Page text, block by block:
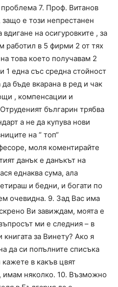
7. Проф. Витанов
е този непрестанен
вдигане на осигуровките , за
работил в 5 фирми 2 от тях
това което получавам 2
1 една със средна стойност
бъде вкарана в ред и чак
, компенсации и
българин трябва
а не да купува нови
на “ топ“
моля коментирайте
данък е данъкът на
еднаква сума, ала
и бедни, и богати по
очевидна. 9. Зад Вас има
Ви завиждам, моята е
ми е следния – в
за Винету? Ако я
да си попълните списъка
в какъв цвят
имам няколко. 10. Възможно